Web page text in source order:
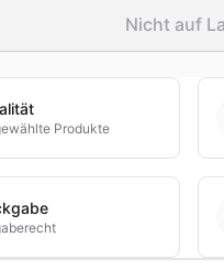
Nicht auf
Produkte